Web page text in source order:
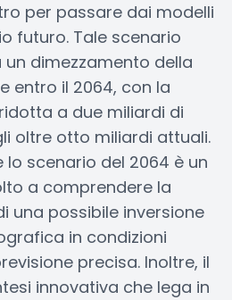
per passare dai modelli
futuro. Tale scenario
dimezzamento della
entro il 2064, con la
a due miliardi di
oltre otto miliardi attuali.
scenario del 2064 è un
a comprendere la
una possibile inversione
in condizioni
precisa. Inoltre, il
innovativa che lega in